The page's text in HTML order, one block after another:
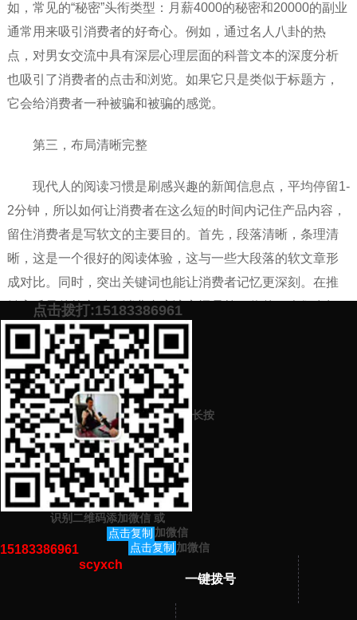
如，常见的“秘密”头衔类型：月薪4000的秘密和20000的副业
通常用来吸引消费者的好奇心。例如，通过名人八卦的热
点，对男女交流中具有深层心理层面的科普文本的深度分析
也吸引了消费者的点击和浏览。如果它只是类似于标题方，
它会给消费者一种被骗和被骗的感觉。
第三，布局清晰完整
现代人的阅读习惯是刷感兴趣的新闻信息点，平均停留1-
2分钟，所以如何让消费者在这么短的时间内记住产品内容，
留住消费者是写软文的主要目的。首先，段落清晰，条理清
晰，这是一个很好的阅读体验，这与一些大段落的软文章形
成对比。同时，突出关键词也能让消费者记忆更深刻。在推
销高质量的软文时，消费者应该永远是第一位的，人们在阅
读时应该有一种流畅的感觉，这对于指导销售起着关键作
用。
预约营销老师 添加微信号：scyxch
案！
上一篇：公众号排版软文哪个好（代写公众号文章来这里）
下一篇：缅甸网络营销策划推广公司机构平台哪些效果好
猜你感兴趣的内容
暂无相关文章！
点击拨打:15183386961
长按
识别二维码添加微信 或
点击复制
15183386961
加微信
点击复制
scyxch
加微信
一键拨号